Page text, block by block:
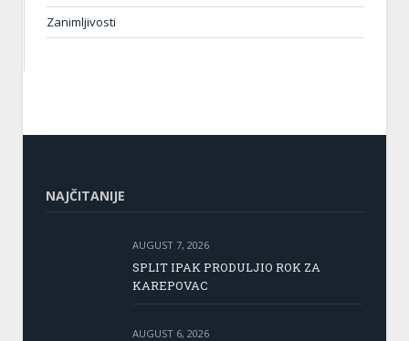
Zanimljivosti
NAJČITANIJE
AUGUST 7, 2026
SPLIT IPAK PRODULJIO ROK ZA
KAREPOVAC
AUGUST 6, 2026